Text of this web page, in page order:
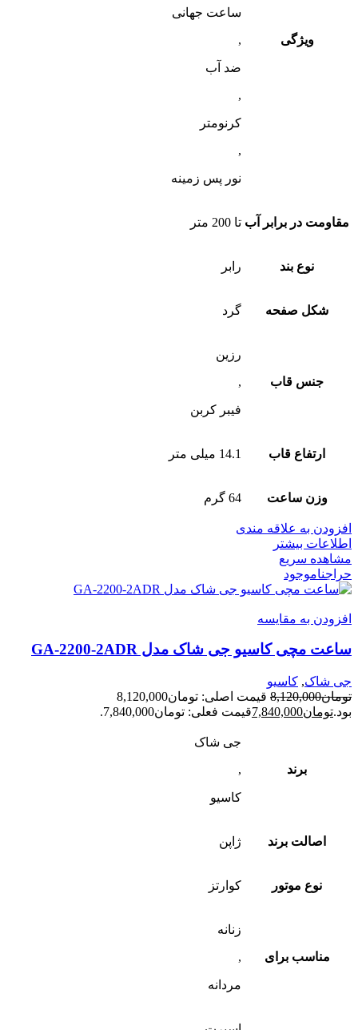
ویژگی
ساعت جهانی
,
ضد آب
,
کرنومتر
,
نور پس زمینه
مقاومت در برابر آب تا 200 متر
نوع بند رابر
شکل صفحه گرد
جنس قاب
رزین
,
فیبر کربن
ارتفاع قاب 14.1 میلی متر
وزن ساعت 64 گرم
افزودن به علاقه مندی
اطلاعات بیشتر
مشاهده سریع
حراجناموجود
افزودن به مقایسه
ساعت مچی کاسیو جی شاک مدل GA-2200-2ADR
جی شاک, کاسیو
تومان8,120,000
قیمت اصلی: تومان8,120,000
بود.تومان7,840,000قیمت فعلی: تومان7,840,000.
برند
جی شاک
,
کاسیو
اصالت برند ژاپن
نوع موتور کوارتز
مناسب برای
زنانه
,
مردانه